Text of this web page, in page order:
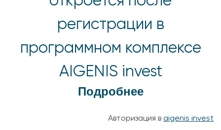
регистрации в
программном комплексе
AIGENIS invest
Подробнее
Авторизация в aigenis invest